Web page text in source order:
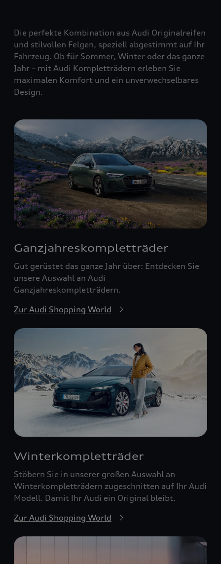
Die perfekte Kombination aus Audi Originalreifen
und stilvollen Felgen, speziell abgestimmt auf Ihr
Fahrzeug. Ob für Sommer, Winter oder das ganze
Jahr – mit Audi Kompletträdern erleben Sie
maximalen Komfort und ein unverwechselbares
Design.
Ganzjahreskomplett­räder
Gut gerüstet das ganze Jahr über: Entdecken Sie
unsere Auswahl an Audi
Ganzjahreskompletträdern.
Zur Audi Shopping World
Winterkompletträder
Stöbern Sie in unserer großen Auswahl an
Winterkompletträdern zugeschnitten auf Ihr Audi
Modell. Damit Ihr Audi ein Original bleibt.
Zur Audi Shopping World